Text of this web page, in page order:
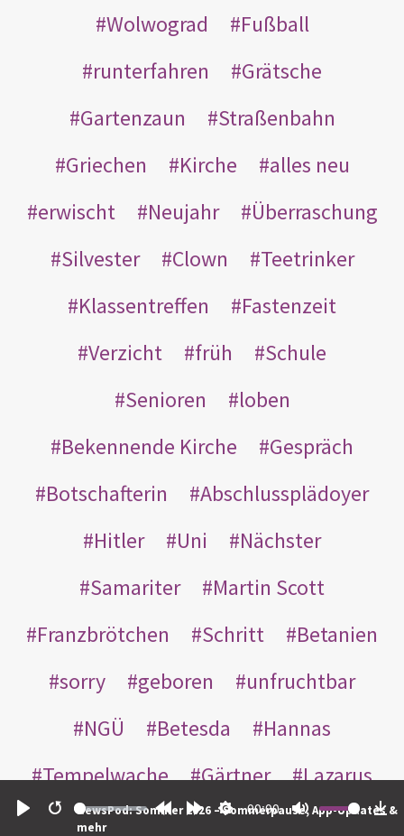
Restart
00:00
NewsPod: Sommer 2026 – Sommerpause, App-Updates &
mehr
Wolwograd
Fußball
runterfahren
Grätsche
Gartenzaun
Straßenbahn
Griechen
Kirche
alles neu
erwischt
Neujahr
Überraschung
Silvester
Clown
Teetrinker
Klassentreffen
Fastenzeit
Verzicht
früh
Schule
Senioren
loben
Bekennende Kirche
Gespräch
Botschafterin
Abschlussplädoyer
Hitler
Uni
Nächster
Samariter
Martin Scott
Franzbrötchen
Schritt
Betanien
sorry
geboren
unfruchtbar
NGÜ
Betesda
Hannas
Tempelwache
Gärtner
Lazarus
Gottes
Bote Nikodemus